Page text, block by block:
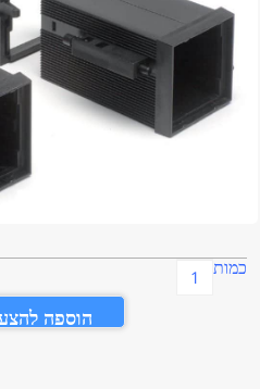
כמות
הוספה